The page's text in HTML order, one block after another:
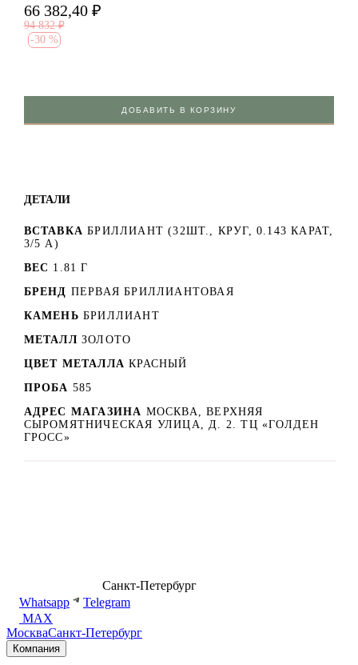
66 382,40 ₽
94 832 ₽
-30 %
ДОБАВИТЬ В КОРЗИНУ
ДЕТАЛИ
ВСТАВКА БРИЛЛИАНТ (32ШТ., КРУГ, 0.143 КАРАТ,
3/5 А)
ВЕС 1.81 Г
БРЕНД ПЕРВАЯ БРИЛЛИАНТОВАЯ
КАМЕНЬ БРИЛЛИАНТ
МЕТАЛЛ ЗОЛОТО
ЦВЕТ МЕТАЛЛА КРАСНЫЙ
ПРОБА 585
АДРЕС МАГАЗИНА МОСКВА, ВЕРХНЯЯ
СЫРОМЯТНИЧЕСКАЯ УЛИЦА, Д. 2. ТЦ «ГОЛДЕН
ГРОСС»
Санкт-Петербург
Whatsapp
Telegram
MAX
МоскваСанкт-Петербург
Компания